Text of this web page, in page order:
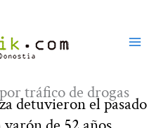
tráfico de drogas
detuvieron el pasado